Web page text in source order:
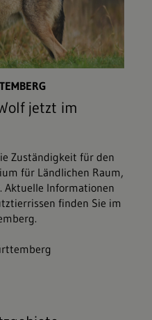
jetzt im
Zuständigkeit für den
für Ländlichen Raum,
Aktuelle Informationen
finden Sie im